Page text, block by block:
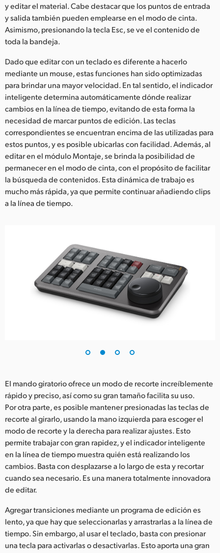
y editar el material. Cabe destacar que los puntos de entrada
y salida también pueden emplearse en el modo de cinta.
Asimismo, presionando la tecla Esc, se ve el contenido de
toda la bandeja.
Dado que editar con un teclado es diferente a hacerlo
mediante un mouse, estas funciones han sido optimizadas
para brindar una mayor velocidad. En tal sentido, el indicador
inteligente determina automáticamente dónde realizar
cambios en la línea de tiempo, evitando de esta forma la
necesidad de marcar puntos de edición. Las teclas
correspondientes se encuentran encima de las utilizadas para
estos puntos, y es posible ubicarlas con facilidad. Además, al
editar en el módulo Montaje, se brinda la posibilidad de
permanecer en el modo de cinta, con el propósito de facilitar
la búsqueda de contenidos. Esta dinámica de trabajo es
mucho más rápida, ya que permite continuar añadiendo clips
a la línea de tiempo.
El mando giratorio ofrece un modo de recorte increíblemente
rápido y preciso, así como su gran tamaño facilita su uso.
Por otra parte, es posible mantener presionadas las teclas de
recorte al girarlo, usando la mano izquierda para escoger el
modo de recorte y la derecha para realizar ajustes. Esto
permite trabajar con gran rapidez, y el indicador inteligente
en la línea de tiempo muestra quién está realizando los
cambios. Basta con desplazarse a lo largo de esta y recortar
cuando sea necesario. Es una manera totalmente innovadora
de editar.
Agregar transiciones mediante un programa de edición es
lento, ya que hay que seleccionarlas y arrastrarlas a la línea de
tiempo. Sin embargo, al usar el teclado, basta con presionar
una tecla para activarlas o desactivarlas. Esto aporta una gran